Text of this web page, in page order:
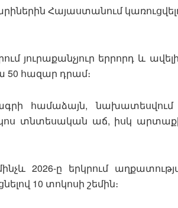
Հայաստանում
յուրաքանչյուր երրորդ և
հազար դրամ։
համաձայն, նախատեսվում
տնտեսական աճ, իսկ
2026-ը երկրում
10 տոկոսի շեմին։